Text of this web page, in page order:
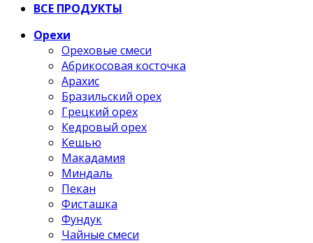
ВСЕ ПРОДУКТЫ
Орехи
Ореховые смеси
Абрикосовая косточка
Арахис
Бразильский орех
Грецкий орех
Кедровый орех
Кешью
Макадамия
Миндаль
Пекан
Фисташка
Фундук
Чайные смеси